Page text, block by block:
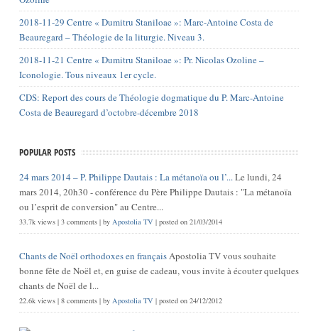
2018-11-29 Centre « Dumitru Staniloae »: Marc-Antoine Costa de
Beauregard – Théologie de la liturgie. Niveau 3.
2018-11-21 Centre « Dumitru Staniloae »: Pr. Nicolas Ozoline –
Iconologie. Tous niveaux 1er cycle.
CDS: Report des cours de Théologie dogmatique du P. Marc-Antoine
Costa de Beauregard d’octobre-décembre 2018
POPULAR POSTS
24 mars 2014 – P. Philippe Dautais : La métanoïa ou l’...Le lundi, 24
mars 2014, 20h30 - conférence du Père Philippe Dautais : "La métanoïa
ou l’esprit de conversion" au Centre...
33.7k views| 3 comments| by Apostolia TV | posted on 21/03/2014
Chants de Noël orthodoxes en françaisApostolia TV vous souhaite
bonne fête de Noël et, en guise de cadeau, vous invite à écouter quelques
chants de Noël de l...
22.6k views| 8 comments| by Apostolia TV | posted on 24/12/2012